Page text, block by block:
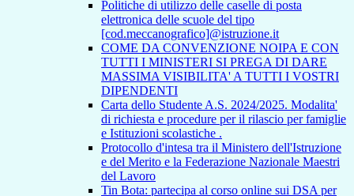
Politiche di utilizzo delle caselle di posta
elettronica delle scuole del tipo
[cod.meccanografico]@istruzione.it
COME DA CONVENZIONE NOIPA E CON
TUTTI I MINISTERI SI PREGA DI DARE
MASSIMA VISIBILITA' A TUTTI I VOSTRI
DIPENDENTI
Carta dello Studente A.S. 2024/2025. Modalita'
di richiesta e procedure per il rilascio per famiglie
e Istituzioni scolastiche .
Protocollo d'intesa tra il Ministero dell'Istruzione
e del Merito e la Federazione Nazionale Maestri
del Lavoro
Tin Bota: partecipa al corso online sui DSA per